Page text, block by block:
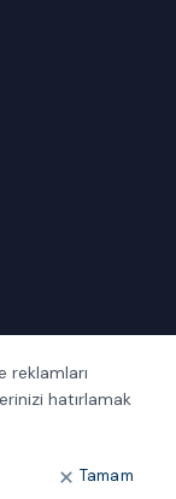
reklamları
hatırlamak
Tamam